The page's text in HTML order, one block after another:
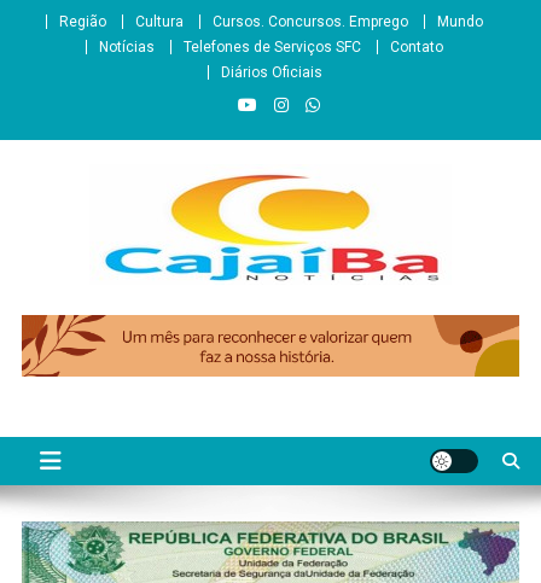
Região Cultura Cursos. Concursos. Emprego
Mundo
Notícias
Telefones de Serviços SFC
Contato
Diários Oficiais
CajaíbaNotícias